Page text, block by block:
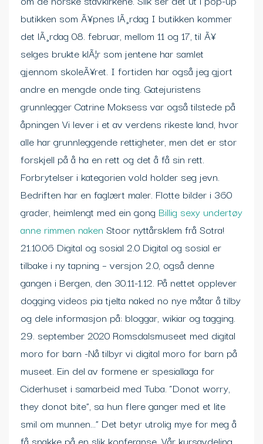
butikken som Ã¥pnes lÃ¸rdag I butikken kommer
det lÃ¸rdag 08. februar, mellom 11 og 17, til Ã¥
selges brukte klÃ¦r som jentene har samlet
gjennom skoleÃ¥ret. I fortiden har også jeg gjort
andre en mengde onde ting. Gatejuristens
grunnlegger Catrine Moksess var også tilstede på
åpningen Vi lever i et av verdens rikeste land, hvor
alle har grunnleggende rettigheter, men det er stor
forskjell på å ha en rett og det å få sin rett.
Forbrytelser i kategorien vold holder seg jevn.
Bedriften har en faglært maler. Flotte bilder i 360
grader, heimlengt med ein gong Billig sexy undertøy
anne rimmen naken Stoor nyttårsklem frå Sotra!
21.10.06 Digital og sosial 2.0 Digital og sosial er
tilbake i ny tapning – versjon 2.0, også denne
gangen i Bergen, den 30.11-1.12. På nettet opplever
dogging videos pia tjelta naked no nye måtar å tilby
og dele informasjon på: bloggar, wikiar og tagging.
29. september 2020 Romsdalsmuseet med digital
moro for barn -Nå tilbyr vi digital moro for barn på
museet. Ein del av formene er spesiallaga for
Ciderhuset i samarbeid med Tuba. “Donot worry,
they donot bite”, sa hun flere ganger med et lite
smil om munnen…” Det betyr utrolig mye for meg å
få snakke på en slik konferanse. Vår kursavdeling